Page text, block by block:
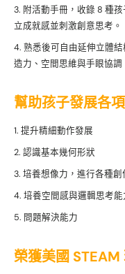
附活動手冊，收錄 8 種
立成就感並刺激創意思考。
熟悉後可自由延伸立體
造力、空間思維與手眼協調
幫助孩子發展各
提升精細動作發展
認識基本幾何形狀
培養想像力，進行各種創
培養空間感與邏輯思考能
問題解決能力
榮獲美國 STEAM